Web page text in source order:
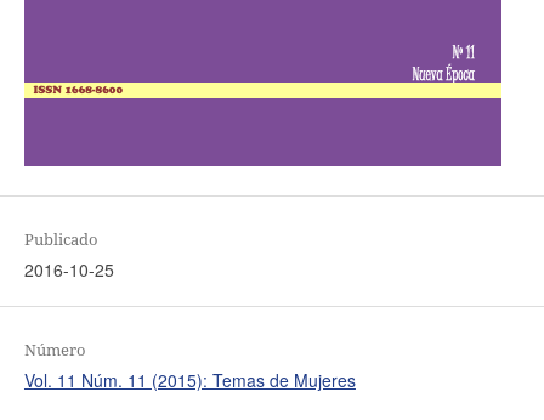
Publicado
2016-10-25
Número
Vol. 11 Núm. 11 (2015): Temas de Mujeres